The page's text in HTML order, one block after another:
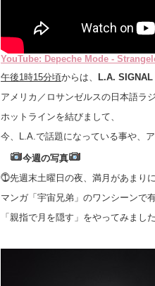
YouTube: Depeche Mode -
午後1時15分頃からは、
L.A. SIGNAL
アメリカ／ロサンゼルスの日本語ラ
ホットラインを結びまして、
今、L.A.で話題になっている事や、
今週の写真
⓵先週末土曜日の夜、満月があまり
マンガ「宇宙兄弟」のワンシーンで
「親指で月を隠す」をやってみまし